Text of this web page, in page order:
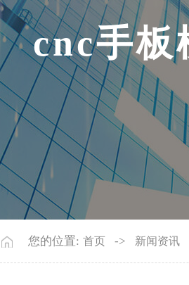
cnc手板
您的位置: 首页 -> 新闻资讯